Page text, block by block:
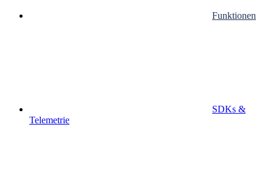
Funktionen
SDKs &
Telemetrie